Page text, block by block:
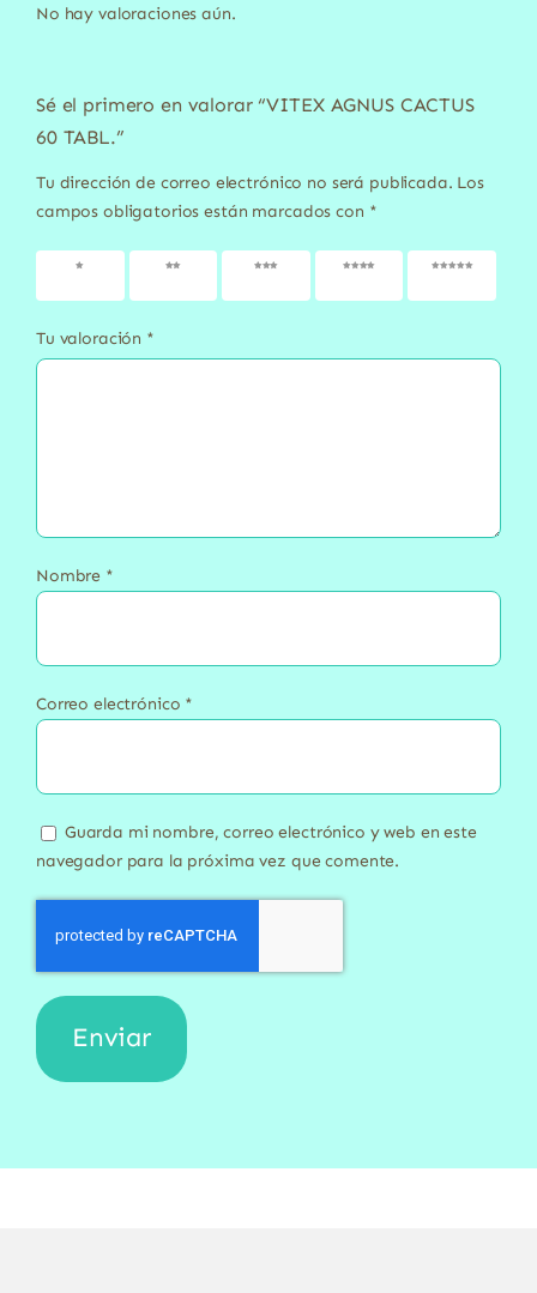
No hay valoraciones aún.
Sé el primero en valorar “VITEX AGNUS CACTUS
60 TABL.”
Tu dirección de correo electrónico no será publicada. Los
campos obligatorios están marcados con *
1 de 5
2 de 5
3 de 5
4 de 5
5 de 5
Tu valoración *
Nombre *
Correo electrónico *
Guarda mi nombre, correo electrónico y web en este
navegador para la próxima vez que comente.